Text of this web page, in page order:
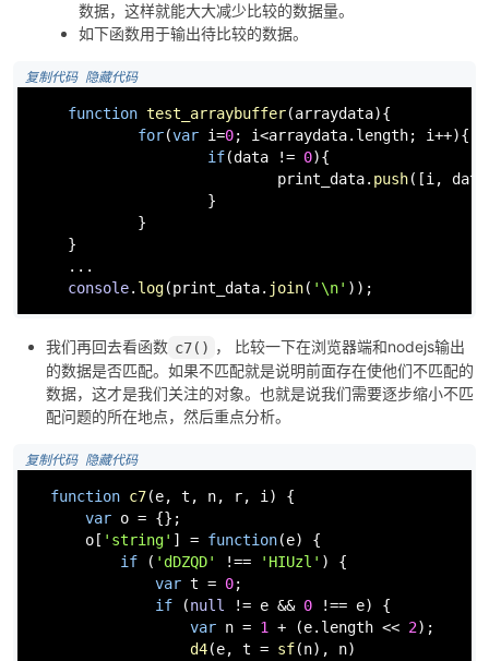
数据，这样就能大大减少比较的数据量。
如下函数用于输出待比较的数据。
复制代码 隐藏代码
function test_arraybuffer(arraydata){
for(var i=0; i<arraydata. length; i++){
if(data != 0){
print_data. push([i,
}
}
}
...
console. log(print_data. join( '\n' ));
我们再回去看函数 c7() ， 比较一下在浏览器端和nodejs输出
的数据是否匹配。如果不匹配就是说明前面存在使他们不匹配的
数据，这才是我们关注的对象。也就是说我们需要逐步缩小不匹
配问题的所在地点，然后重点分析。
复制代码 隐藏代码
function c7(e, t, n, r, i) {
var o = {};
o[ 'string' ] = function(e) {
if ( 'dDZQD' !== 'HIUzl' ) {
var t = 0;
if (null != e && 0 !== e) {
var n = 1 + (e. length << 2);
d4(e, t = sf(n), n)